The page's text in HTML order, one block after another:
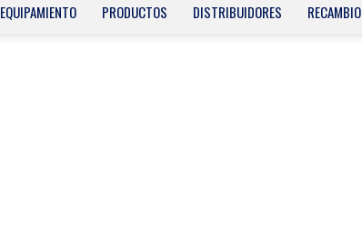
EQUIPAMIENTO PRODUCTOS DISTRIBUIDORES